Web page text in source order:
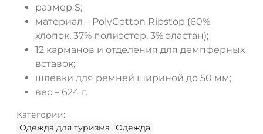
размер S;
материал – PolyCotton Ripstop (60%
хлопок, 37% полиэстер, 3% эластан);
12 карманов и отделения для демпферных
вставок;
шлевки для ремней шириной до 50 мм;
вес – 624 г.
Категории:
Одежда для туризма
Одежда